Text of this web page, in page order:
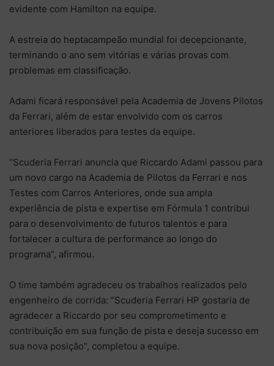
evidente com Hamilton na equipe.
A estreia do heptacampeão mundial foi decepcionante,
terminando o ano sem vitórias e várias provas com
problemas em classificação.
Adami ficará responsável pela Academia de Jovens Pilotos
da Ferrari, além de estar envolvido com os carros
anteriores liberados para testes da equipe.
“Scuderia Ferrari anuncia que Riccardo Adami passou para
um novo cargo na Academia de Pilotos da Ferrari e nos
Testes com Carros Anteriores, onde sua ampla
experiência de pista e expertise em Fórmula 1 contribui
para o desenvolvimento de futuros talentos e para
fortalecer a cultura de performance ao longo do
programa”, afirmou.
O time também agradeceu os trabalhos realizados pelo
engenheiro de corrida: “Scuderia Ferrari HP gostaria de
agradecer a Riccardo por seu comprometimento e
contribuição em sua função de pista e deseja sucesso em
sua nova posição”, completou a equipe.